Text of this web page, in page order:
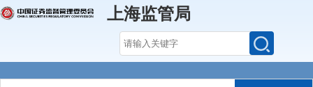
上海监管局